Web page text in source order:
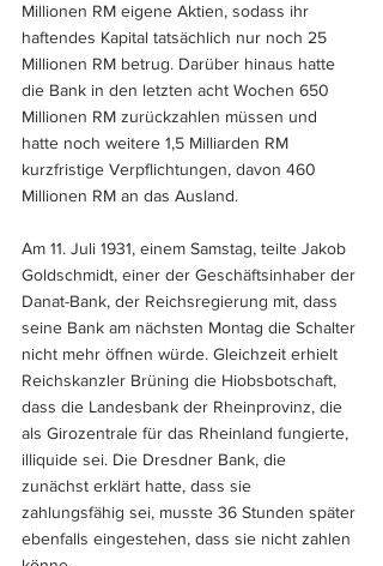
Millionen RM eigene Aktien, sodass ihr
haftendes Kapital tatsächlich nur noch 25
Millionen RM betrug. Darüber hinaus hatte
die Bank in den letzten acht Wochen 650
Millionen RM zurückzahlen müssen und
hatte noch weitere 1,5 Milliarden RM
kurzfristige Verpflichtungen, davon 460
Millionen RM an das Ausland.
Am 11. Juli 1931, einem Samstag, teilte Jakob
Goldschmidt, einer der Geschäftsinhaber der
Danat-Bank, der Reichsregierung mit, dass
seine Bank am nächsten Montag die Schalter
nicht mehr öffnen würde. Gleichzeit erhielt
Reichskanzler Brüning die Hiobsbotschaft,
dass die Landesbank der Rheinprovinz, die
als Girozentrale für das Rheinland fungierte,
illiquide sei. Die Dresdner Bank, die
zunächst erklärt hatte, dass sie
zahlungsfähig sei, musste 36 Stunden später
ebenfalls eingestehen, dass sie nicht zahlen